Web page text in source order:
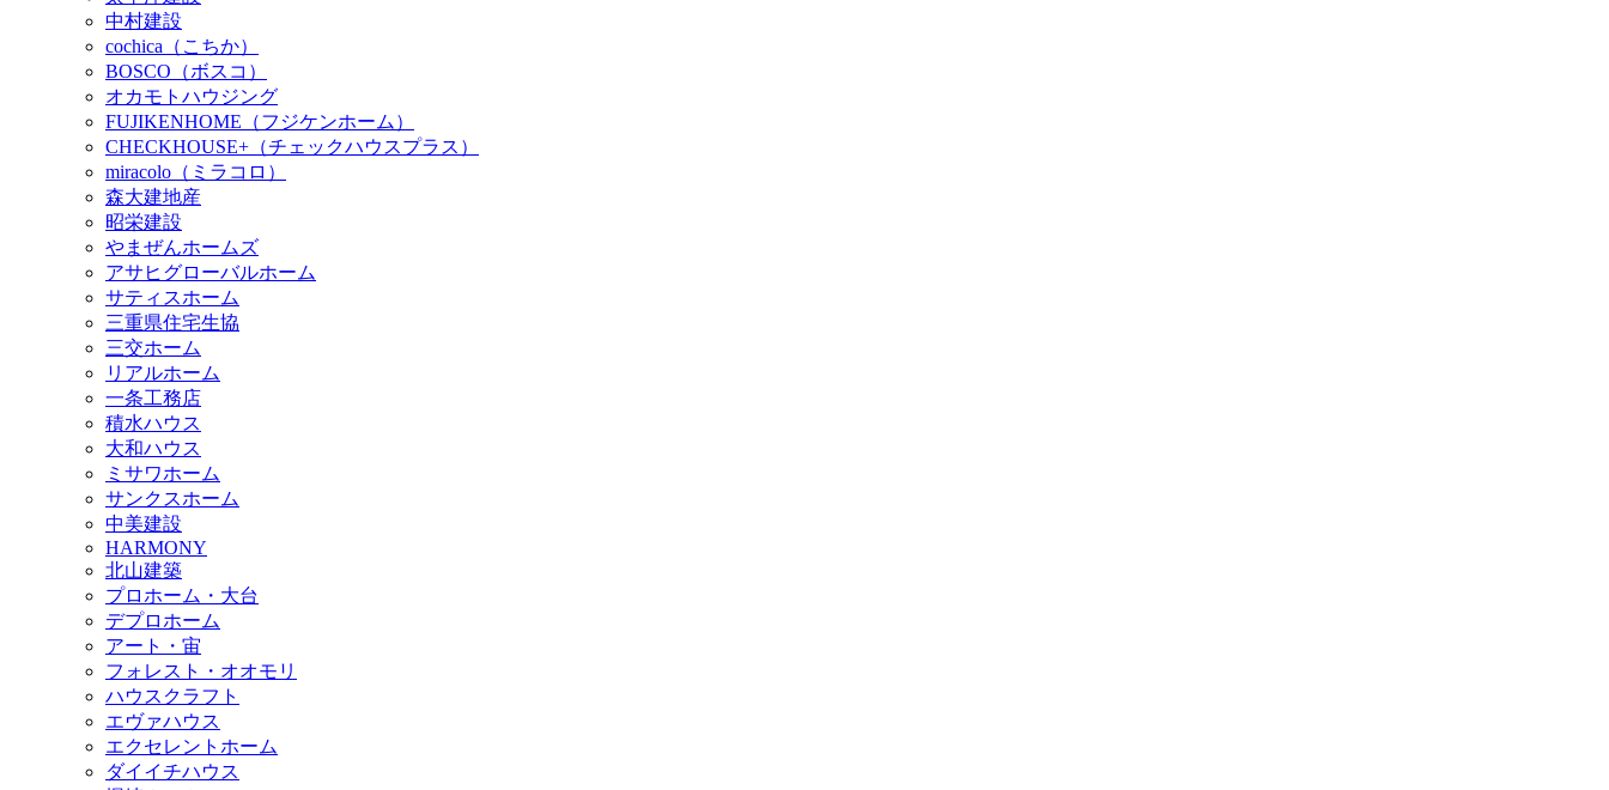
中村建設
cochica（こちか）
BOSCO（ボスコ）
オカモトハウジング
FUJIKENHOME（フジケンホーム）
CHECKHOUSE+（チェックハウスプラス）
miracolo（ミラコロ）
森大建地産
昭栄建設
やまぜんホームズ
アサヒグローバルホーム
サティスホーム
三重県住宅生協
三交ホーム
リアルホーム
一条工務店
積水ハウス
大和ハウス
ミサワホーム
サンクスホーム
中美建設
HARMONY
北山建築
プロホーム・大台
デプロホーム
アート・宙
フォレスト・オオモリ
ハウスクラフト
エヴァハウス
エクセレントホーム
ダイイチハウス